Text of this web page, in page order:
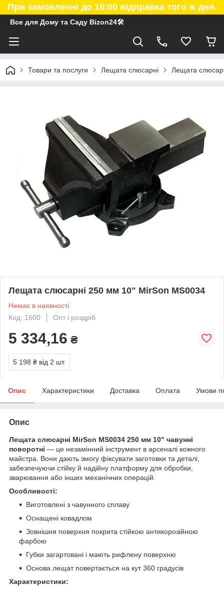
При замовленні до 16:00 відправка того ж дня.
Все для Дому та Саду Bizon24🛠
Товари та послуги Лещата слюсарні Лещата
Лещата слюсарні 250 мм 10" MirSon MS0034
Немає в наявності
Код: 1600
Опт і роздріб
5 334,16 ₴
5 198 ₴ від 2 шт.
Опис Характеристики Доставка Оплата Умови
Опис
Лещата слюсарні MirSon MS0034 250 мм 10" чавунні
поворотні — це незамінний інструмент в арсеналі кожного
майстра. Вони дають змогу фіксувати заготовки та деталі,
забезпечуючи стійку й надійну платформу для обробки,
зварювання або інших механічних операцій.
Особливості:
Виготовлені з чавунного сплаву
Оснащені ковадлом
Зовнішня поверхня покрита стійкою антикорозійною
фарбою
Губки загартовані і мають рифлену поверхню
Основа лещат повертається на кут 360 градусів
Характеристики: